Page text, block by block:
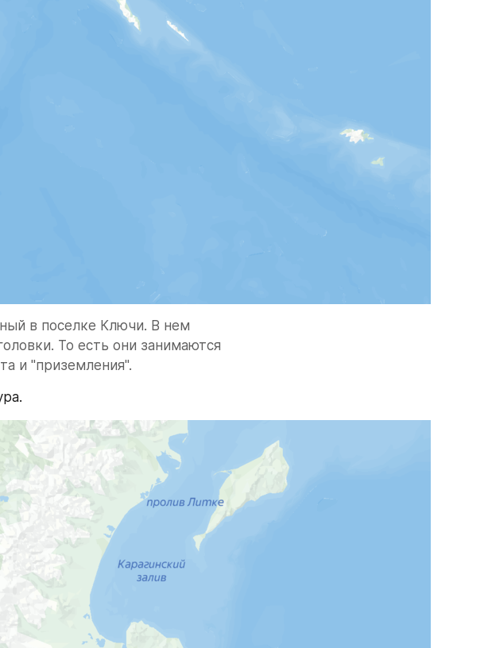
в поселке Ключи. В нем
То есть они занимаются
и "приземления".